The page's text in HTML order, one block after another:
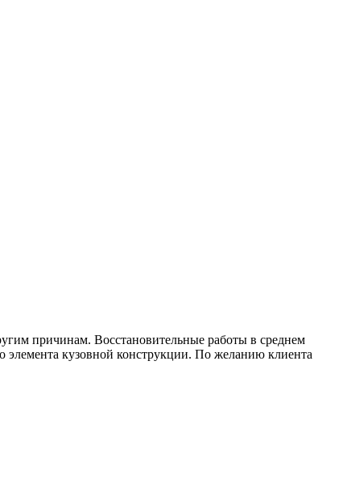
причинам. Восстановительные работы в среднем
элемента кузовной конструкции. По желанию клиента